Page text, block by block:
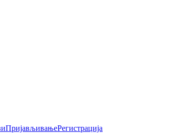
ПријављивањеРегистрација